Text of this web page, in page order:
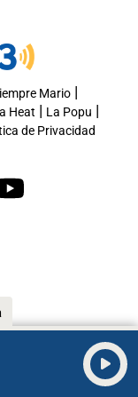
Mario|
Heat | La Popu |
de Privacidad